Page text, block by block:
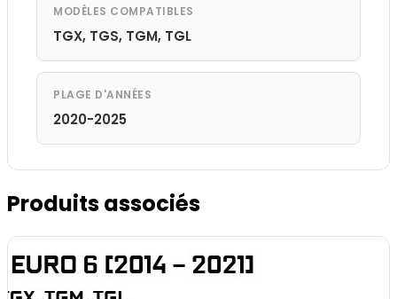
MODÈLES COMPATIBLES
TGX, TGS, TGM, TGL
PLAGE D'ANNÉES
2020-2025
Produits associés